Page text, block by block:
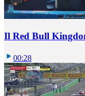
Il Red Bull
00:28